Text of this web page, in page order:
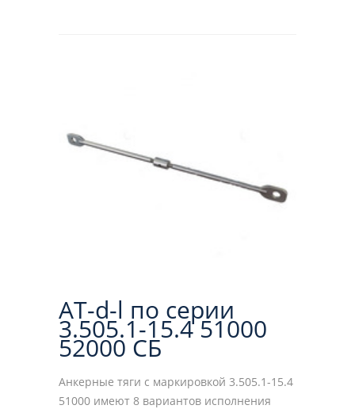
AT-d-l по серии
3.505.1-15.4 51000
52000 СБ
Анкерные тяги с маркировкой 3.505.1-15.4
51000 имеют 8 вариантов исполнения